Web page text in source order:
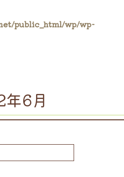
public_html/wp/wp-
6月